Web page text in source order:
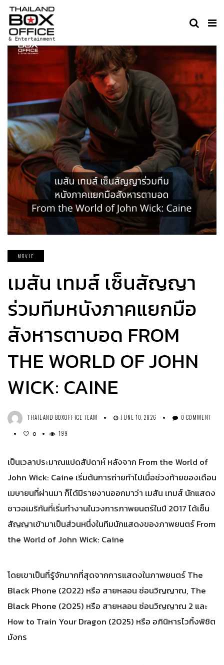
MOVIE
เมสัน เทมส์ เซ็นสัญญา
ร่วมทีมหนังภาคแยกมือ
สังหารตาบอด FROM
THE WORLD OF JOHN
WICK: CAINE
THAILAND BOXOFFICE TEAM JUNE 10, 2026 0 COMMENT
0 199
เป็นเวลาประมาณแปดสัปดาห์ หลังจาก From the World of
John Wick: Caine เริ่มต้นการถ่ายทำไปเมื่อช่วงท้ายของเดือน
เมษายนที่ผ่านมา ก็ได้มีรายงานออกมาว่า เมสัน เทมส์ นักแสดง
ชาวอเมริกันที่เริ่มทำงานในวงการภาพยนตร์ในปี 2017 ได้เซ็น
สัญญาเข้ามาเป็นส่วนหนึ่งในทีมนักแสดงของภาพยนตร์ From
the World of John Wick: Caine
โดยเขาเป็นที่รู้จักมากที่สุดจากการแสดงในภาพยนตร์ The
Black Phone (2022) หรือ สายหลอน ซ่อนวิญญาณ, The
Black Phone (2025) หรือ สายหลอน ซ่อนวิญญาณ 2 และ
How to Train Your Dragon (2025) หรือ อภินิหารไวกิ้งพิชิต
มังกร